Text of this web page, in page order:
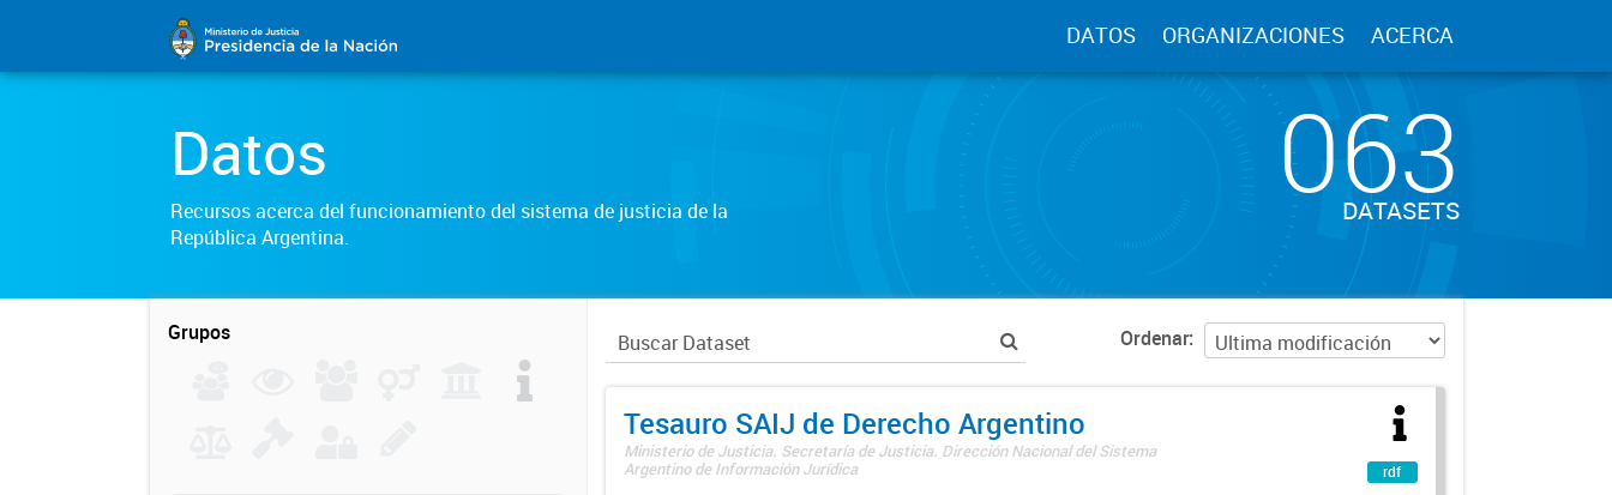
DATOS ORGANIZACIONES ACERCA
Datos
Recursos acerca del funcionamiento del sistema de justicia de la
República Argentina.
063
DATASETS
Grupos Ordenar
Tesauro SAIJ de Derecho Argentino
Ministerio de Justicia. Secretaría de Justicia. Dirección Nacional del Sistema
Argentino de Información Jurídica
rdf